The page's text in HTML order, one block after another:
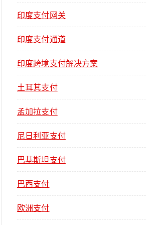
印度支付网关
印度支付通道
印度跨境支付解决方案
土耳其支付
孟加拉支付
尼日利亚支付
巴基斯坦支付
巴西支付
欧洲支付